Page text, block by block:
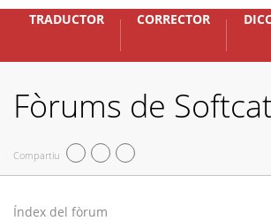
TRADUCTOR CORRECTOR
Fòrums de
Compartiu
Índex del fòrum